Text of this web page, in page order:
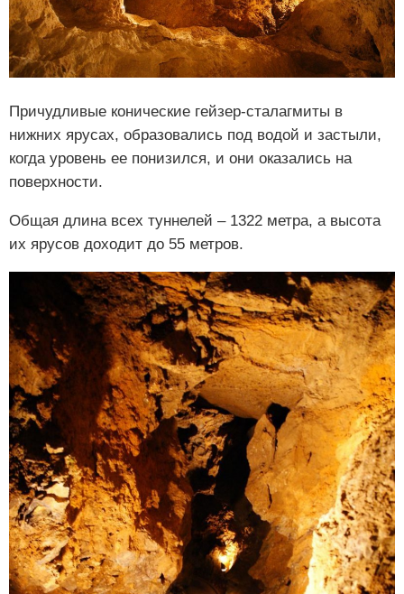
Причудливые конические гейзер-сталагмиты в
нижних ярусах, образовались под водой и застыли,
когда уровень ее понизился, и они оказались на
поверхности.
Общая длина всех туннелей – 1322 метра, а высота
их ярусов доходит до 55 метров.